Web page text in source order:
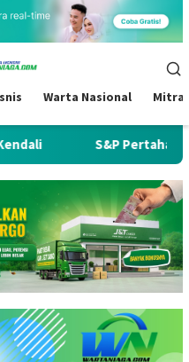
Warta Nasional Mitra
Pertahankan Rating Kredit